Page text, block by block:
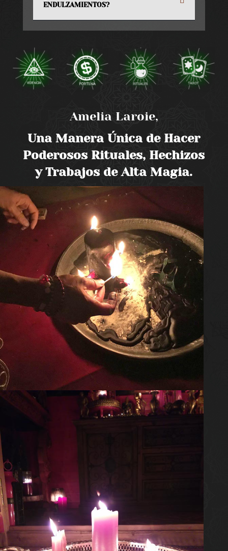
ENDULZAMIENTOS?
Amelia Laroie,
Una Manera Única de Hacer
Poderosos Rituales, Hechizos
y Trabajos de Alta Magia.